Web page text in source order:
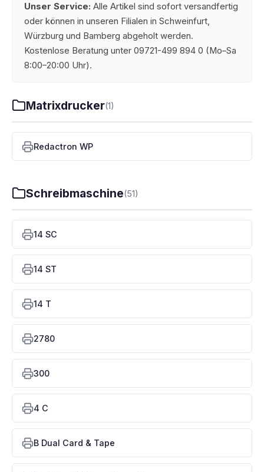
Unser Service: Alle Artikel sind sofort versandfertig
oder können in unseren Filialen in Schweinfurt,
Würzburg und Bamberg abgeholt werden.
Kostenlose Beratung unter 09721-499 894 0 (Mo–Sa
8:00–20:00 Uhr).
Matrixdrucker(1)
Redactron WP
Schreibmaschine(51)
14 SC
14 ST
14 T
2780
300
4 C
B Dual Card & Tape